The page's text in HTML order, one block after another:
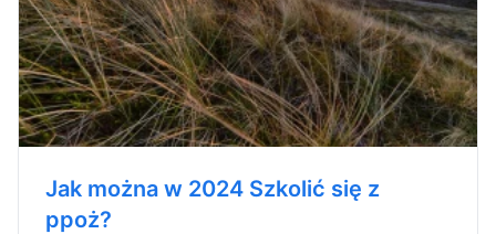
Jak można w 2024 Szkolić się z
ppoż?